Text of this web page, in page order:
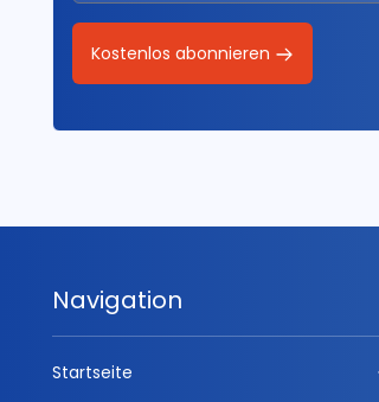
Kostenlos abonnieren
Navigation
Startseite